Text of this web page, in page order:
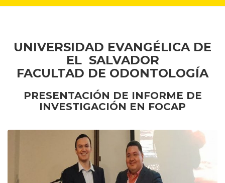
UNIVERSIDAD EVANGÉLICA DE
EL SALVADOR
FACULTAD DE ODONTOLOGÍA
PRESENTACIÓN DE INFORME DE
INVESTIGACIÓN EN FOCAP